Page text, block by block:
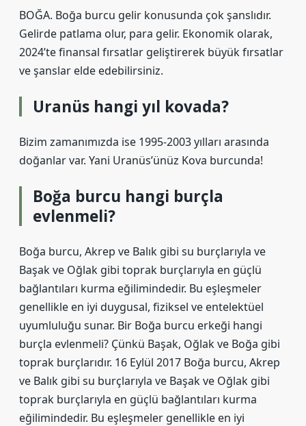
BOĞA. Boğa burcu gelir konusunda çok şanslıdır.
Gelirde patlama olur, para gelir. Ekonomik olarak,
2024’te finansal fırsatlar geliştirerek büyük fırsatlar
ve şanslar elde edebilirsiniz.
Uranüs hangi yıl kovada?
Bizim zamanımızda ise 1995-2003 yılları arasında
doğanlar var. Yani Uranüs’ünüz Kova burcunda!
Boğa burcu hangi burçla
evlenmeli?
Boğa burcu, Akrep ve Balık gibi su burçlarıyla ve
Başak ve Oğlak gibi toprak burçlarıyla en güçlü
bağlantıları kurma eğilimindedir. Bu eşleşmeler
genellikle en iyi duygusal, fiziksel ve entelektüel
uyumluluğu sunar. Bir Boğa burcu erkeği hangi
burçla evlenmeli? Çünkü Başak, Oğlak ve Boğa gibi
toprak burçlarıdır. 16 Eylül 2017 Boğa burcu, Akrep
ve Balık gibi su burçlarıyla ve Başak ve Oğlak gibi
toprak burçlarıyla en güçlü bağlantıları kurma
eğilimindedir. Bu eşleşmeler genellikle en iyi